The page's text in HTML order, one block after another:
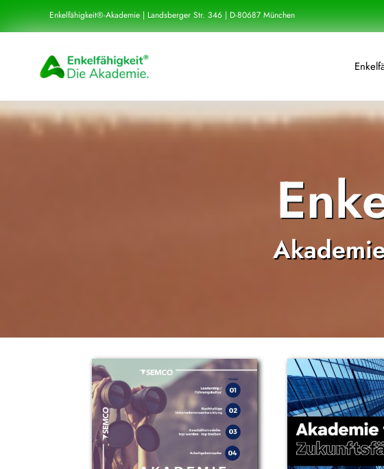
Inhalt
Enkelfähigkeit®-Akademie | Landsberger Str. 346 | D-80687 München
Akademie